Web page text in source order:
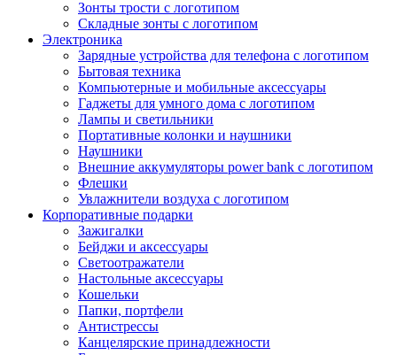
Зонты трости с логотипом
Складные зонты с логотипом
Электроника
Зарядные устройства для телефона с логотипом
Бытовая техника
Компьютерные и мобильные аксессуары
Гаджеты для умного дома с логотипом
Лампы и светильники
Портативные колонки и наушники
Наушники
Внешние аккумуляторы power bank с логотипом
Флешки
Увлажнители воздуха с логотипом
Корпоративные подарки
Зажигалки
Бейджи и аксессуары
Светоотражатели
Настольные аксессуары
Кошельки
Папки, портфели
Антистрессы
Канцелярские принадлежности